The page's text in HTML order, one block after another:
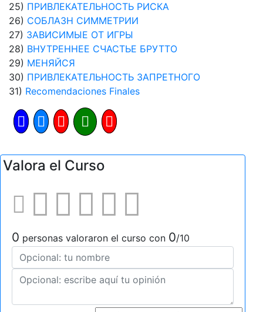
25) ПРИВЛЕКАТЕЛЬНОСТЬ РИСКА
26) СОБЛАЗН СИММЕТРИИ
27) ЗАВИСИМЫЕ ОТ ИГРЫ
28) ВНУТРЕННЕЕ СЧАСТЬЕ БРУТТО
29) МЕНЯЙСЯ
30) ПРИВЛЕКАТЕЛЬНОСТЬ ЗАПРЕТНОГО
31) Recomendaciones Finales
Valora el Curso
0 personas valoraron el curso con 0/10